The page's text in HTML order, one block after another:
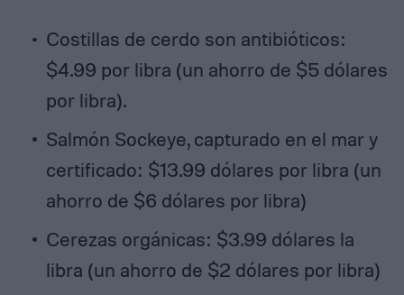
Costillas de cerdo son antibióticos:
$4.99 por libra (un ahorro de $5 dólares
por libra).
Salmón Sockeye, capturado en el mar y
certificado: $13.99 dólares por libra (un
ahorro de $6 dólares por libra)
Cerezas orgánicas: $3.99 dólares la
libra (un ahorro de $2 dólares por libra)